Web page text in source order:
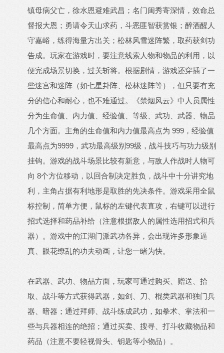
镇母病父亡，徐水恩避难武昌；名门闺秀寄深情，效命总
督报大恩；勇请令天山求药，斗恶匪智获赏银；醉酒醒人
守嘉峪，练得海量方出关；松林风雪迷阵繁，取药获剑功
告成。玩家在游戏时，要注意线索人物和物品的利用，以
便完成场景切换，过关斩将。根据剧情，游戏还穿插了一
些迷宫和迷阵（如七星卦阵、松林迷阵等），但只要有充
分的信心和耐心，也不难通过。《禁烟风云》中人员属性
分为生命值、内力值、经验值、等级、武功、武器、物品
几个方面。主角的生命值和内力值最高点为 999，经验值
最高点为9999，武功最高级别99级，战斗技巧与功力级别
挂钩。游戏的战斗场景比较有新意，与敌人作战时人物可
向 8个方位移动，以回合制决定胜负，战斗中十分讲究地
利，主角占据有利地形是取胜的先决条件。游戏采用全鼠
标控制，简单方便，鼠标的左键代表直攻，右键可以进行
招式选择和药品补给（注意根据敌人的属性选用招式和兵
器）。游戏中的江湖门派武功各异，会出现许多形象逼
真、眼花缭乱的功夫动画，让您一睹为快。
在武器、武功、物品方面，玩家可通过购买、赠送、拾
取、战斗等方式获得武器，如剑、刀、棍类武器和独门兵
器、暗器；通过拜师、战斗练成武功，如拳术、掌法和一
些与兵器相连的绝招；通过买卖、搜寻、打斗收藏物品和
药品（注意不要轻视骨头、钥匙等小物品）。